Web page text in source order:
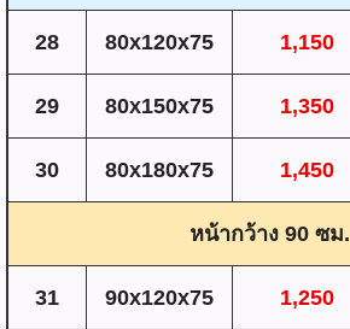
28 80x120x75 1,150
29 80x150x75 1,350
30 80x180x75 1,450
หน้ากว้าง 90 ซม.
31 90x120x75 1,250